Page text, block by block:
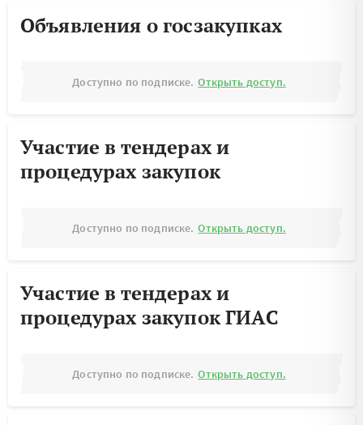
Объявления о госзакупках
Доступно по подписке. Открыть доступ.
Участие в тендерах и
процедурах закупок
Доступно по подписке. Открыть доступ.
Участие в тендерах и
процедурах закупок ГИАС
Доступно по подписке. Открыть доступ.